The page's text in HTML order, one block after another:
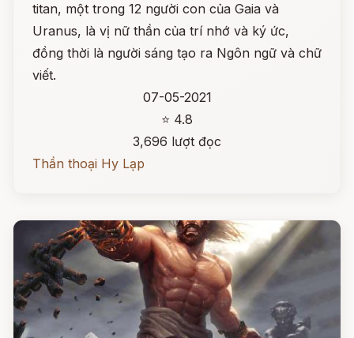
titan, một trong 12 người con của Gaia và
Uranus, là vị nữ thần của trí nhớ và ký ức,
đồng thời là người sáng tạo ra Ngôn ngữ và chữ
viết.
07-05-2021
⭐ 4.8
3,696 lượt đọc
Thần thoại Hy Lạp